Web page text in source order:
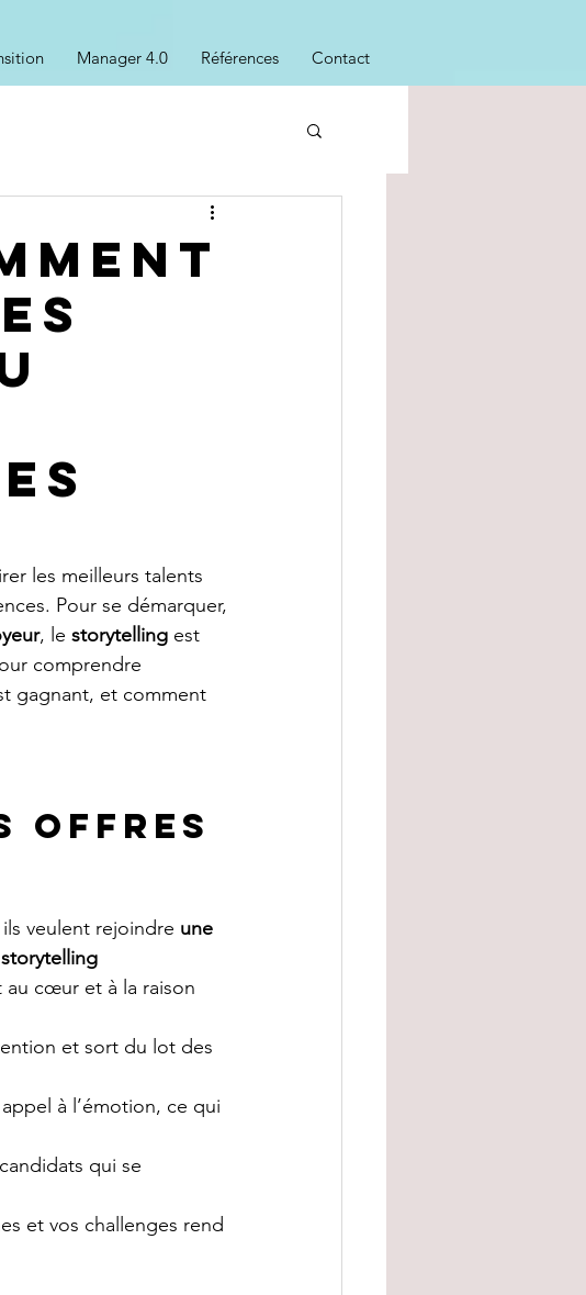
Manager 4.0 Références Contact
les meilleurs talents
Pour se démarquer,
, le storytelling est
comprendre
gagnant, et comment
offres
veulent rejoindre une
storytelling
au cœur et à la raison
et sort du lot des
à l’émotion, ce qui
qui se
et vos challenges rend